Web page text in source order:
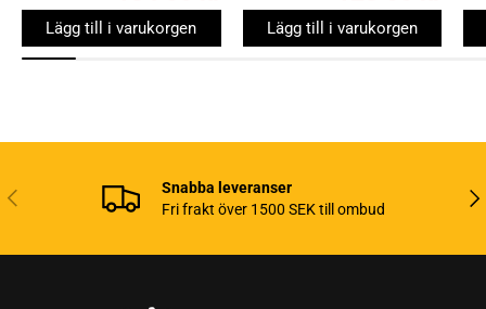
Lägg till i varukorgen Lägg till i varukorgen
Tidigare
Snabba leveranser
Fri frakt över 1500 SEK till ombud